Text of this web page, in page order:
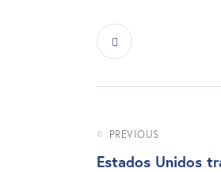
PREVIOUS
Estados Unidos